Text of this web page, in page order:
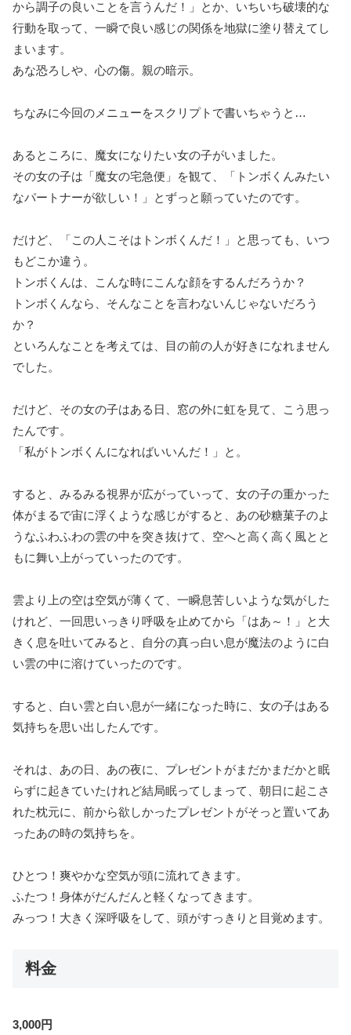
から調子の良いことを言うんだ！」とか、いちいち破壊的な
行動を取って、一瞬で良い感じの関係を地獄に塗り替えてし
まいます。
あな恐ろしや、心の傷。親の暗示。
ちなみに今回のメニューをスクリプトで書いちゃうと…
あるところに、魔女になりたい女の子がいました。
その女の子は「魔女の宅急便」を観て、「トンボくんみたい
なパートナーが欲しい！」とずっと願っていたのです。
だけど、「この人こそはトンボくんだ！」と思っても、いつ
もどこか違う。
トンボくんは、こんな時にこんな顔をするんだろうか？
トンボくんなら、そんなことを言わないんじゃないだろう
か？
といろんなことを考えては、目の前の人が好きになれません
でした。
だけど、その女の子はある日、窓の外に虹を見て、こう思っ
たんです。
「私がトンボくんになればいいんだ！」と。
すると、みるみる視界が広がっていって、女の子の重かった
体がまるで宙に浮くような感じがすると、あの砂糖菓子のよ
うなふわふわの雲の中を突き抜けて、空へと高く高く風とと
もに舞い上がっていったのです。
雲より上の空は空気が薄くて、一瞬息苦しいような気がした
けれど、一回思いっきり呼吸を止めてから「はあ～！」と大
きく息を吐いてみると、自分の真っ白い息が魔法のように白
い雲の中に溶けていったのです。
すると、白い雲と白い息が一緒になった時に、女の子はある
気持ちを思い出したんです。
それは、あの日、あの夜に、プレゼントがまだかまだかと眠
らずに起きていたけれど結局眠ってしまって、朝日に起こさ
れた枕元に、前から欲しかったプレゼントがそっと置いてあ
ったあの時の気持ちを。
ひとつ！爽やかな空気が頭に流れてきます。
ふたつ！身体がだんだんと軽くなってきます。
みっつ！大きく深呼吸をして、頭がすっきりと目覚めます。
料金
3,000円